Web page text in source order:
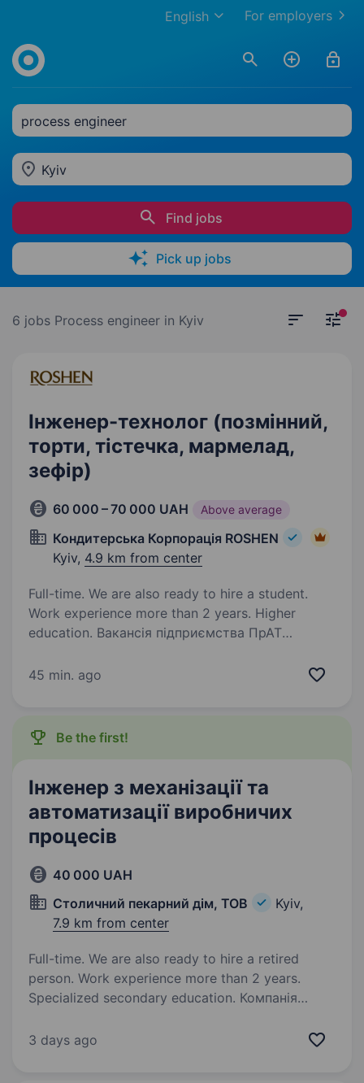
For employers
English
process engineer
Kyiv
Find jobs
Pick up jobs
6 jobs Process engineer in Kyiv
Інженер-технолог (позмінний,
торти, тістечка, мармелад,
зефір)
60 000 – 70 000 UAH Above average
Кондитерська Корпорація ROSHEN
Kyiv, 4.9 km from center
Full-time. We are also ready to hire a student.
Work experience more than 2 years. Higher
education. Вакансія підприємства ПрАТ
ПрАТ «Київська кондитерська фабрика
кексів, мармеладу, пастили,…
45 min. ago
Be the first!
Інженер з механізації та
автоматизації виробничих
процесів
40 000 UAH
Столичний пекарний дім, ТОВ
Kyiv,
7.9 km from center
Full-time. We are also ready to hire a retired
person. Work experience more than 2 years.
Specialized secondary education. Компанія
запрошує на роботу Інженера з механізації
3 days ago